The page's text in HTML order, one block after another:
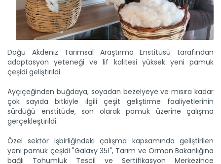
Doğu Akdeniz Tarımsal Araştırma Enstitüsü tarafından
adaptasyon yeteneği ve lif kalitesi yüksek yeni pamuk
çeşidi geliştirildi.
Ayçiçeğinden buğdaya, soyadan bezelyeye ve mısıra kadar
çok sayıda bitkiyle ilgili çeşit geliştirme faaliyetlerinin
sürdüğü enstitüde, son olarak pamuk üzerine çalışma
gerçekleştirildi.
Özel sektör işbirliğindeki çalışma kapsamında geliştirilen
yeni pamuk çeşidi "Galaxy 351", Tarım ve Orman Bakanlığına
bağlı Tohumluk Tescil ve Sertifikasyon Merkezince